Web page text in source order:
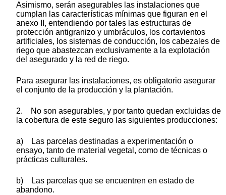
Asimismo, serán asegurables las instalaciones que
cumplan las características mínimas que figuran en el
anexo II, entendiendo por tales las estructuras de
protección antigranizo y umbráculos, los cortavientos
artificiales, los sistemas de conducción, los cabezales de
riego que abastezcan exclusivamente a la explotación
del asegurado y la red de riego.
Para asegurar las instalaciones, es obligatorio asegurar
el conjunto de la producción y la plantación.
2. No son asegurables, y por tanto quedan excluidas de
la cobertura de este seguro las siguientes producciones:
a) Las parcelas destinadas a experimentación o
ensayo, tanto de material vegetal, como de técnicas o
prácticas culturales.
b) Las parcelas que se encuentren en estado de
abandono.